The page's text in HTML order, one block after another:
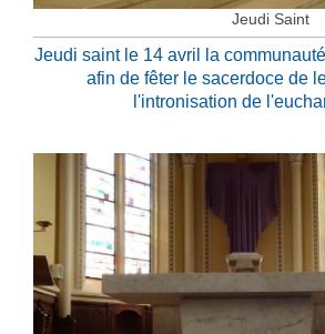
Jeudi Saint
Jeudi saint le 14 avril la
afin de fêter le sacerdoce de
l'intronisation de